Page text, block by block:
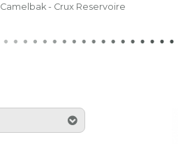
Camelbak - Crux Reservoire